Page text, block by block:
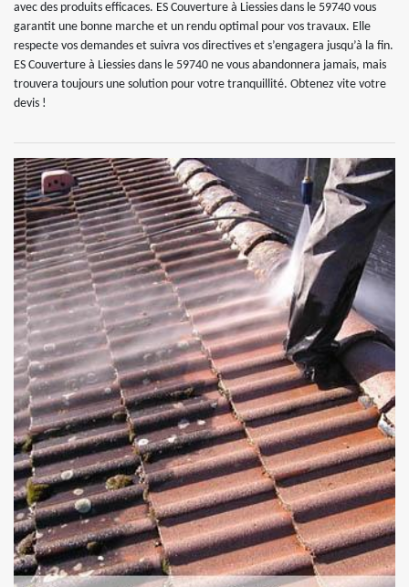
avec des produits efficaces. ES Couverture à Liessies dans le 59740 vous
garantit une bonne marche et un rendu optimal pour vos travaux. Elle
respecte vos demandes et suivra vos directives et s’engagera jusqu’à la fin.
ES Couverture à Liessies dans le 59740 ne vous abandonnera jamais, mais
trouvera toujours une solution pour votre tranquillité. Obtenez vite votre
devis !